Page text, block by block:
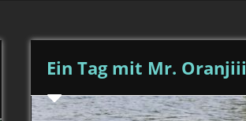
Ein Tag mit Mr. Oranjiii